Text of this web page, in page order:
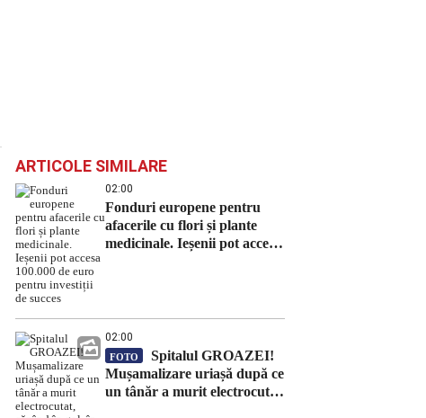
ARTICOLE SIMILARE
02:00
Fonduri europene pentru
afacerile cu flori și plante
medicinale. Ieșenii pot accesa
02:00
FOTO
Spitalul GROAZEI!
Mușamalizare uriașă după ce
un tânăr a murit electrocutat,